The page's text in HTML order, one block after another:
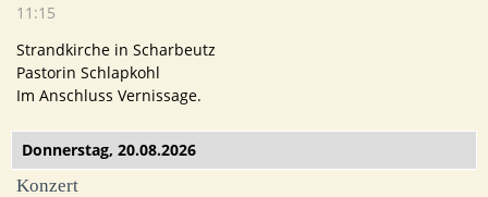
11:15
Strandkirche in Scharbeutz
Pastorin Schlapkohl
Im Anschluss Vernissage.
Donnerstag, 20.08.2026
Konzert